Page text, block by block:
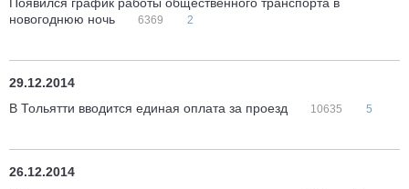
новогоднюю ночь
6369 2
29.12.2014
В Тольятти вводится единая оплата за проезд
10635 5
26.12.2014